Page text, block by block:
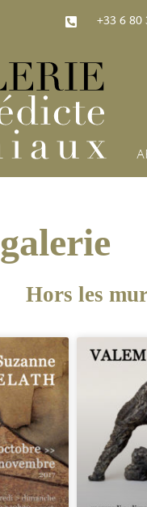
‭+33 6
Hors les